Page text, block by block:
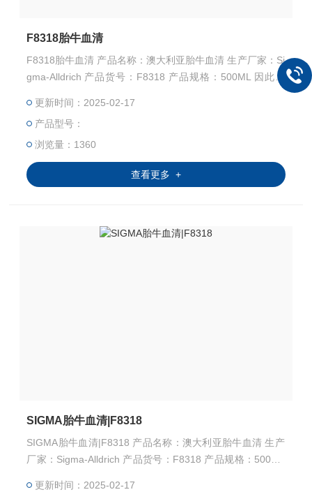
F8318胎牛血清
F8318胎牛血清 产品名称：澳大利亚胎牛血清 生产厂家：Si
gma-Alldrich 产品货号：F8318 产品规格：500ML 因此选
州千舍生物，进口胎牛血清，搬运工←←←←←←
更新时间：2025-02-17
产品型号：
浏览量：1360
查看更多 +
SIGMA胎牛血清|F8318
SIGMA胎牛血清|F8318 产品名称：澳大利亚胎牛血清 生产
厂家：Sigma-Alldrich 产品货号：F8318 产品规格：500ML
→→苏州千舍生物，进口胎牛血清，搬运工←←←←←←
更新时间：2025-02-17